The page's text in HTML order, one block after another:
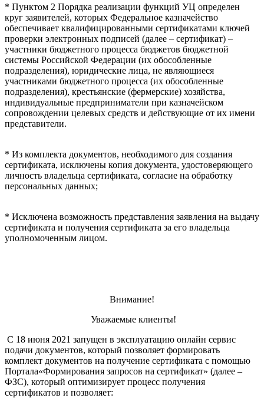
* Пунктом 2 Порядка реализации функций УЦ определен
круг заявителей, которых Федеральное казначейство
обеспечивает квалифицированными сертификатами ключей
проверки электронных подписей (далее – сертификат) –
участники бюджетного процесса бюджетов бюджетной
системы Российской Федерации (их обособленные
подразделения), юридические лица, не являющиеся
участниками бюджетного процесса (их обособленные
подразделения), крестьянские (фермерские) хозяйства,
индивидуальные предприниматели при казначейском
сопровождении целевых средств и действующие от их имени
представители.
* Из комплекта документов, необходимого для создания
сертификата, исключены копия документа, удостоверяющего
личность владельца сертификата, согласие на обработку
персональных данных;
* Исключена возможность представления заявления на выдачу
сертификата и получения сертификата за его владельца
уполномоченным лицом.
Внимание!
Уважаемые клиенты!
С 18 июня 2021 запущен в эксплуатацию онлайн сервис
подачи документов, который позволяет формировать
комплект документов на получение сертификата с помощью
Портала«Формирования запросов на сертификат» (далее –
ФЗС), который оптимизирует процесс получения
сертификатов и позволяет: